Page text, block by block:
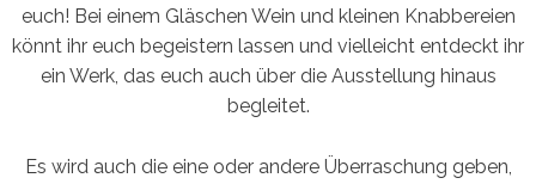
euch! Bei einem Gläschen Wein und kleinen Knabbereien
könnt ihr euch begeistern lassen und vielleicht entdeckt ihr
ein Werk, das euch auch über die Ausstellung hinaus
begleitet.
Es wird auch die eine oder andere Überraschung geben,